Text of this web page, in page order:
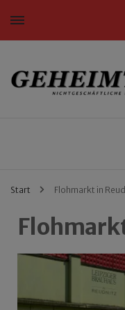
Nichtgeschäftliche
Start Flohmarkt in